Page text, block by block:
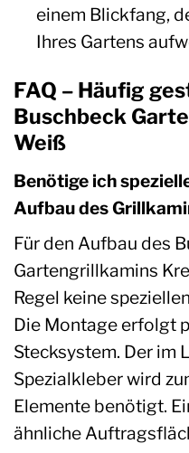
einem Blickfang,
Ihres Gartens
FAQ – Häufig
Buschbeck
Weiß
Benötige ich
Aufbau des
Für den Aufbau des
Gartengrillkamins
Regel keine
Die Montage erfolgt
Stecksystem. Der im
Spezialkleber wird
Elemente benötigt.
ähnliche